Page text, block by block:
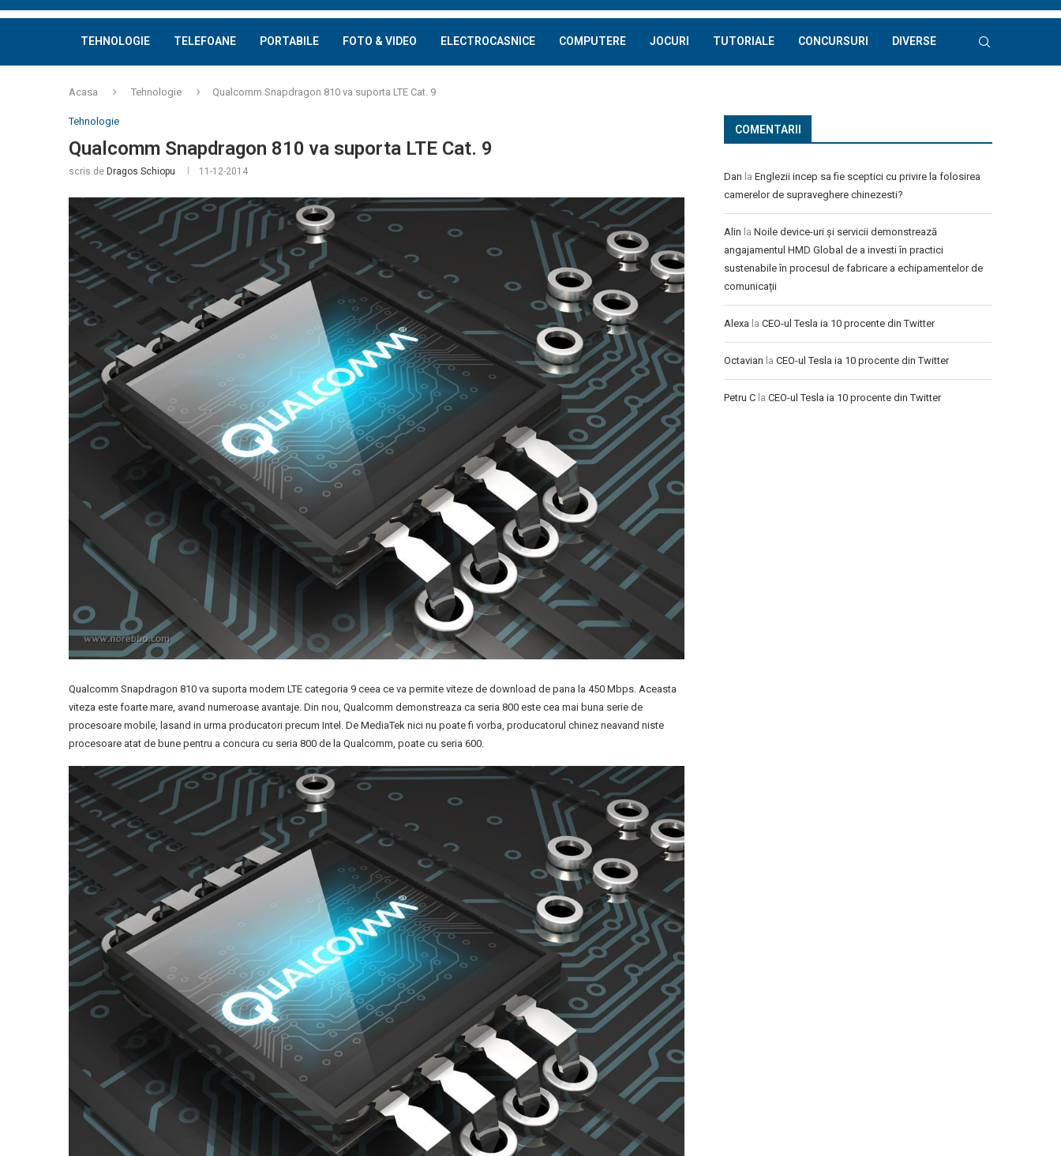
TEHNOLOGIE TELEFOANE PORTABILE FOTO & VIDEO ELECTROCASNICE COMPUTERE JOCURI TUTORIALE CONCURSURI DIVERSE
Acasa Tehnologie Qualcomm Snapdragon 810 va suporta LTE Cat. 9
Tehnologie
Qualcomm Snapdragon 810 va suporta LTE Cat. 9
scris de Dragos Schiopu 11-12-2014
Qualcomm Snapdragon 810 va suporta modem LTE categoria 9 ceea ce va permite viteze de download de pana la 450 Mbps. Aceasta
viteza este foarte mare, avand numeroase avantaje. Din nou, Qualcomm demonstreaza ca seria 800 este cea mai buna serie de
procesoare mobile, lasand in urma producatori precum Intel. De MediaTek nici nu poate fi vorba, producatorul chinez neavand niste
procesoare atat de bune pentru a concura cu seria 800 de la Qualcomm, poate cu seria 600.
COMENTARII
Dan la Englezii incep sa fie sceptici cu privire la folosirea
camerelor de supraveghere chinezesti?
Alin la Noile device-uri și servicii demonstrează
angajamentul HMD Global de a investi în practici
sustenabile în procesul de fabricare a echipamentelor de
comunicații
Alexa la CEO-ul Tesla ia 10 procente din Twitter
Octavian la CEO-ul Tesla ia 10 procente din Twitter
Petru C la CEO-ul Tesla ia 10 procente din Twitter